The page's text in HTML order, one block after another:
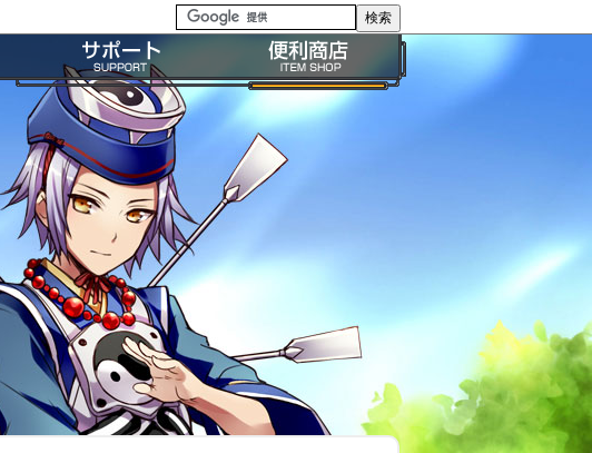
よくある質問・FAQ
お問い合わせ
ガイドライン
利用規約
便利商店ガイド
BP購入ガイド